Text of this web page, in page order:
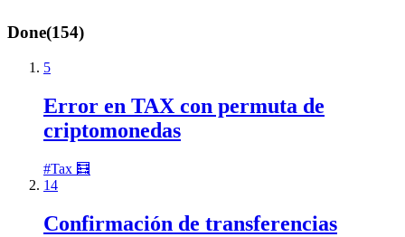
Done(154)
5
Error en TAX con permuta de
criptomonedas
#Tax 🧮
14
Confirmación de transferencias